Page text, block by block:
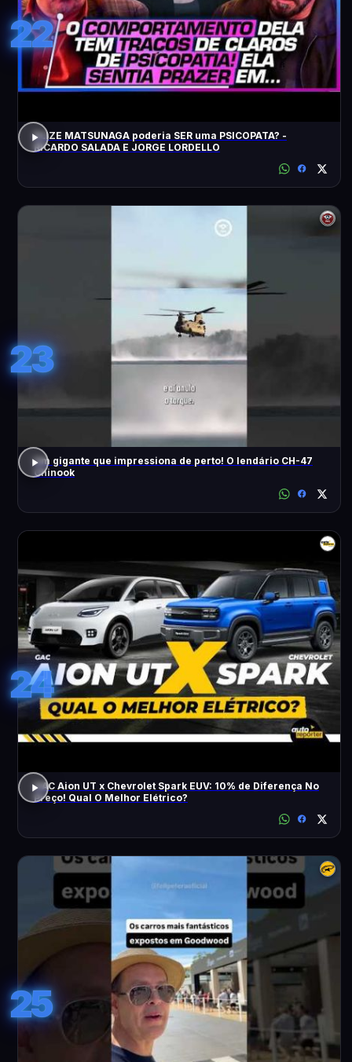
22
ELIZE MATSUNAGA poderia SER uma PSICOPATA? -
RICARDO SALADA E JORGE LORDELLO
23
Um gigante que impressiona de perto! O lendário CH-47
Chinook
24
GAC Aion UT x Chevrolet Spark EUV: 10% de Diferença No
Preço! Qual O Melhor Elétrico?
25